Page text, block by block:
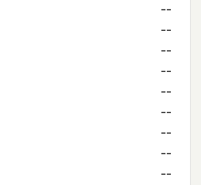
--
--
--
--
--
--
--
--
--